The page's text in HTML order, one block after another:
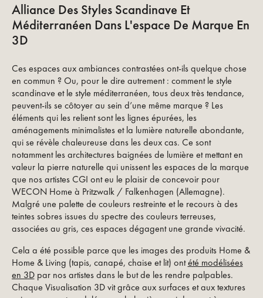
Alliance Des Styles Scandinave Et
Méditerranéen Dans L'espace De Marque En
3D
Ces espaces aux ambiances contrastées ont-ils quelque chose
en commun ? Ou, pour le dire autrement : comment le style
scandinave et le style méditerranéen, tous deux très tendance,
peuvent-ils se côtoyer au sein d’une même marque ? Les
éléments qui les relient sont les lignes épurées, les
aménagements minimalistes et la lumière naturelle abondante,
qui se révèle chaleureuse dans les deux cas. Ce sont
notamment les architectures baignées de lumière et mettant en
valeur la pierre naturelle qui unissent les espaces de la marque
que nos artistes CGI ont eu le plaisir de concevoir pour
WECON Home à Pritzwalk / Falkenhagen (Allemagne).
Malgré une palette de couleurs restreinte et le recours à des
teintes sobres issues du spectre des couleurs terreuses,
associées au gris, ces espaces dégagent une grande vivacité.
Cela a été possible parce que les images des produits Home &
Home & Living (tapis, canapé, chaise et lit) ontété modélisées
en 3Dpar nos artistes dans le but de les rendre palpables.
Chaque Visualisation 3D vit grâce aux surfaces et aux textures